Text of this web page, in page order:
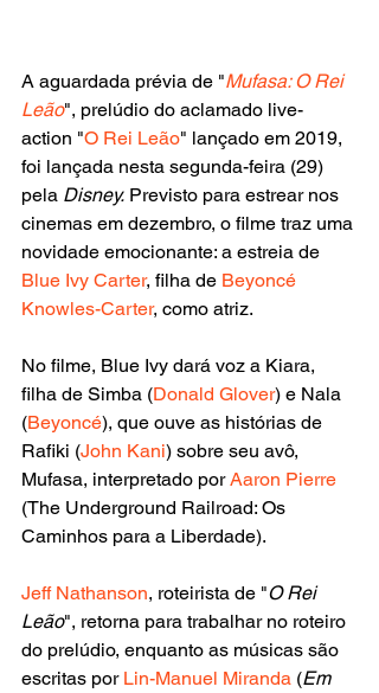
A aguardada prévia de "Mufasa: O Rei
Leão", prelúdio do aclamado live-
action "O Rei Leão" lançado em 2019,
foi lançada nesta segunda-feira (29)
pela Disney. Previsto para estrear nos
cinemas em dezembro, o filme traz uma
novidade emocionante: a estreia de
Blue Ivy Carter, filha de Beyoncé
Knowles-Carter, como atriz.
No filme, Blue Ivy dará voz a Kiara,
filha de Simba (Donald Glover) e Nala
(Beyoncé), que ouve as histórias de
Rafiki (John Kani) sobre seu avô,
Mufasa, interpretado por Aaron Pierre
(The Underground Railroad: Os
Caminhos para a Liberdade).
Jeff Nathanson, roteirista de "O Rei
Leão", retorna para trabalhar no roteiro
do prelúdio, enquanto as músicas são
escritas por Lin-Manuel Miranda (Em